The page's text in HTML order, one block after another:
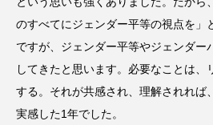
のすべてにジェンダー平等の視点を」
ですが、ジェンダー平等やジェンダー
してきたと思います。必要なことは、
する。それが共感され、理解されれば
実感した1年でした。